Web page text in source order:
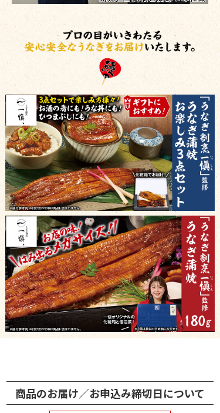
商品のお届け／お申込み締切日について